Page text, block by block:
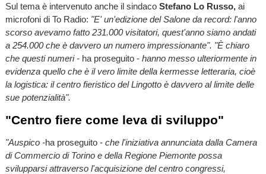
Sul tema è intervenuto anche il sindacoStefano Lo Russo, ai
microfoni di To Radio: "E' un'edizione del Salone da record: l'anno
scorso avevamo fatto 231.000 visitatori, quest'anno siamo andati
a 254.000 che è davvero un numero impressionante". "È chiaro
che questi numeri -ha proseguito - hanno messo ulteriormente in
evidenza quello che è il vero limite della kermesse letteraria, cioè
la logistica: il centro fieristico del Lingotto è davvero al limite delle
sue potenzialità".
"Centro fiere come leva di sviluppo"
"Auspico -ha proseguito -che l'iniziativa annunciata dalla Camera
di Commercio di Torino e della Regione Piemonte possa
svilupparsi attraverso l'acquisizione del centro congressi,